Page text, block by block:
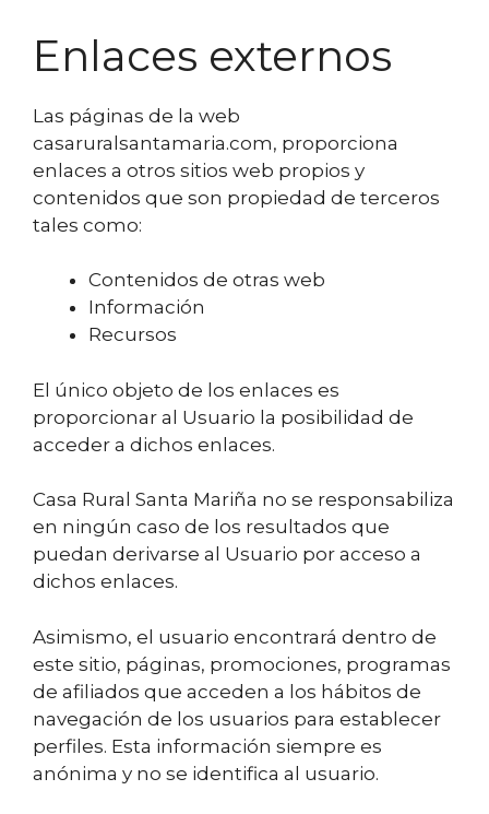
Enlaces externos
Las páginas de la web
casaruralsantamaria.com, proporciona
enlaces a otros sitios web propios y
contenidos que son propiedad de terceros
tales como:
Contenidos de otras web
Información
Recursos
El único objeto de los enlaces es
proporcionar al Usuario la posibilidad de
acceder a dichos enlaces.
Casa Rural Santa Mariña no se responsabiliza
en ningún caso de los resultados que
puedan derivarse al Usuario por acceso a
dichos enlaces.
Asimismo, el usuario encontrará dentro de
este sitio, páginas, promociones, programas
de afiliados que acceden a los hábitos de
navegación de los usuarios para establecer
perfiles. Esta información siempre es
anónima y no se identifica al usuario.